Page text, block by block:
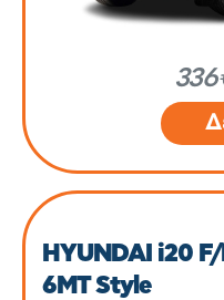
HYUNDAI i20
6MT Style